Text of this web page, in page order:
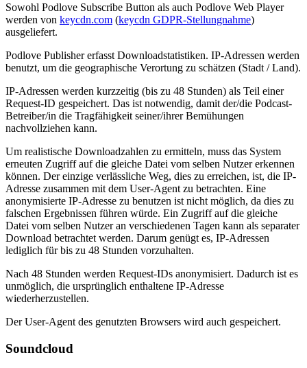
Sowohl Podlove Subscribe Button als auch Podlove Web Player
werden von keycdn.com (keycdn GDPR-Stellungnahme)
ausgeliefert.
Podlove Publisher erfasst Downloadstatistiken. IP-Adressen werden
benutzt, um die geographische Verortung zu schätzen (Stadt / Land).
IP-Adressen werden kurzzeitig (bis zu 48 Stunden) als Teil einer
Request-ID gespeichert. Das ist notwendig, damit der/die Podcast-
Betreiber/in die Tragfähigkeit seiner/ihrer Bemühungen
nachvollziehen kann.
Um realistische Downloadzahlen zu ermitteln, muss das System
erneuten Zugriff auf die gleiche Datei vom selben Nutzer erkennen
können. Der einzige verlässliche Weg, dies zu erreichen, ist, die IP-
Adresse zusammen mit dem User-Agent zu betrachten. Eine
anonymisierte IP-Adresse zu benutzen ist nicht möglich, da dies zu
falschen Ergebnissen führen würde. Ein Zugriff auf die gleiche
Datei vom selben Nutzer an verschiedenen Tagen kann als separater
Download betrachtet werden. Darum genügt es, IP-Adressen
lediglich für bis zu 48 Stunden vorzuhalten.
Nach 48 Stunden werden Request-IDs anonymisiert. Dadurch ist es
unmöglich, die ursprünglich enthaltene IP-Adresse
wiederherzustellen.
Der User-Agent des genutzten Browsers wird auch gespeichert.
Soundcloud